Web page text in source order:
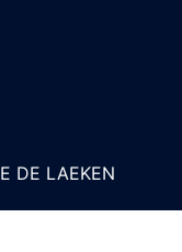
DE LAEKEN